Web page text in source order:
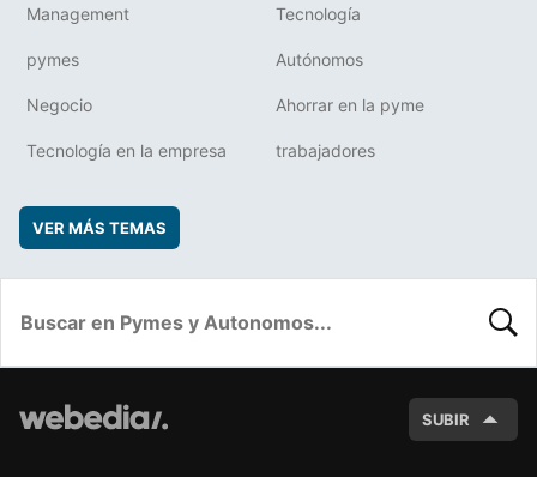
Management Tecnología
pymes Autónomos
Negocio Ahorrar en la pyme
Tecnología en la empresa trabajadores
VER MÁS TEMAS
SUBIR